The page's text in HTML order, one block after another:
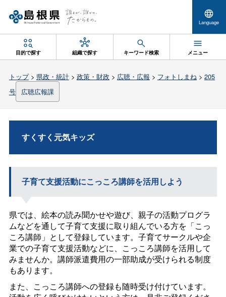
Language
目的で探す 組織で探す キーワード検索 メニュー
トップ> 県政・統計> 政策・財政 > 広聴・広報 > フォトしまね> 205
号
広聴広報課
すくすく元気キッズ
子育て支援活動にこっころ講師を活用しよう
県では、絵本の読み聞かせや遊び、親子の活動プログラ
ムなどを通して子育て支援に取り組んでいる方を「こっ
ころ講師」として登録しています。子育てサークルや企
業での子育て支援活動などに、こっころ講師を活用して
みませんか。講師派遣費用の一部助成が受けられる制度
もあります。
また、こっころ講師への登録も随時受け付けています。